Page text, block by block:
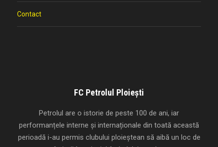
Contact
FC Petrolul Ploiești
Petrolul are o istorie de peste 100 de ani, iar
performanțele interne și internaționale din toată această
perioadă i-au permis clubului ploieștean să aibă un loc de